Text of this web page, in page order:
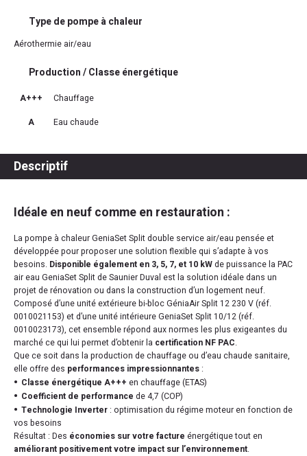
Type de pompe à chaleur
Aérothermie air/eau
Production / Classe énergétique
A+++
Chauffage
A
Eau chaude
Descriptif
Idéale en neuf comme en restauration :
La pompe à chaleur GeniaSet Split double service air/eau pensée et
développée pour proposer une solution flexible qui s’adapte à vos
besoins. Disponible également en 3, 5, 7, et 10 kWde puissance la PAC
air eau GeniaSet Split de Saunier Duval est la solution idéale dans un
projet de rénovation ou dans la construction d’un logement neuf.
Composé d’une unité extérieure bi-bloc GéniaAir Split 12 230 V (réf.
0010021153) et d’une unité intérieure GeniaSet Split 10/12 (réf.
0010023173), cet ensemble répond aux normes les plus exigeantes du
marché ce qui lui permet d’obtenir la certification NF PAC.
Que ce soit dans la production de chauffage ou d’eau chaude sanitaire,
elle offre des performances impressionnantes :
Classe énergétique A+++ en chauffage (ETAS)
Coefficient de performance de 4,7 (COP)
Technologie Inverter : optimisation du régime moteur en fonction de
vos besoins
Résultat : Des économies sur votre facture énergétique tout en
améliorant positivement votre impact sur l’environnement.